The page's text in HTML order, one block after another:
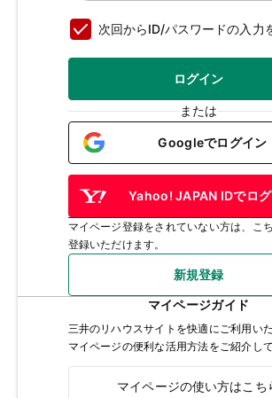
次回からID/パスワードの入力
ログイン
または
Googleでログイン
Yahoo! JAPAN IDでロ
マイページ登録をされていない方は、こ
登録いただけます。
新規登録
マイページガイド
三井のリハウスサイトを快適にご利用い
マイページの便利な活用方法をご紹介して
マイページの使い方はこち